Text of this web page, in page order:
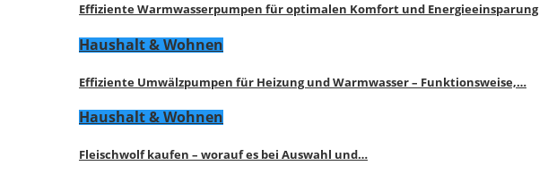
Effiziente Warmwasserpumpen für optimalen Komfort und Energieeinsparung
Haushalt & Wohnen
Effiziente Umwälzpumpen für Heizung und Warmwasser – Funktionsweise,…
Haushalt & Wohnen
Fleischwolf kaufen – worauf es bei Auswahl und…